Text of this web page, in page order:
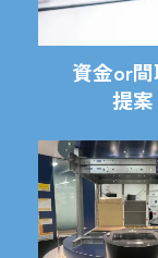
資金or間
提案